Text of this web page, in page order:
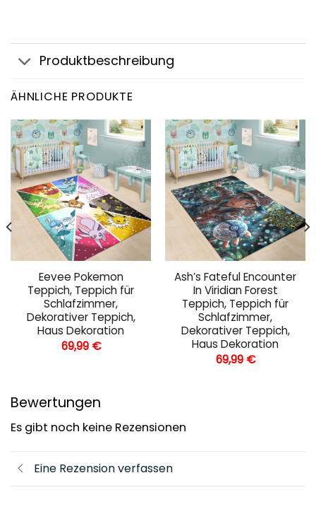
Produktbeschreibung
ÄHNLICHE PRODUKTE
Eevee Pokemon
Teppich, Teppich für
Schlafzimmer,
Dekorativer Teppich,
Haus Dekoration
69,99 €
Ash’s Fateful Encounter
In Viridian Forest
Teppich, Teppich für
Schlafzimmer,
Dekorativer Teppich,
Haus Dekoration
69,99 €
Bewertungen
Es gibt noch keine Rezensionen
Eine Rezension verfassen